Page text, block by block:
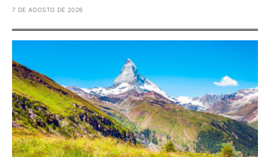
7 DE AGOSTO DE 2026